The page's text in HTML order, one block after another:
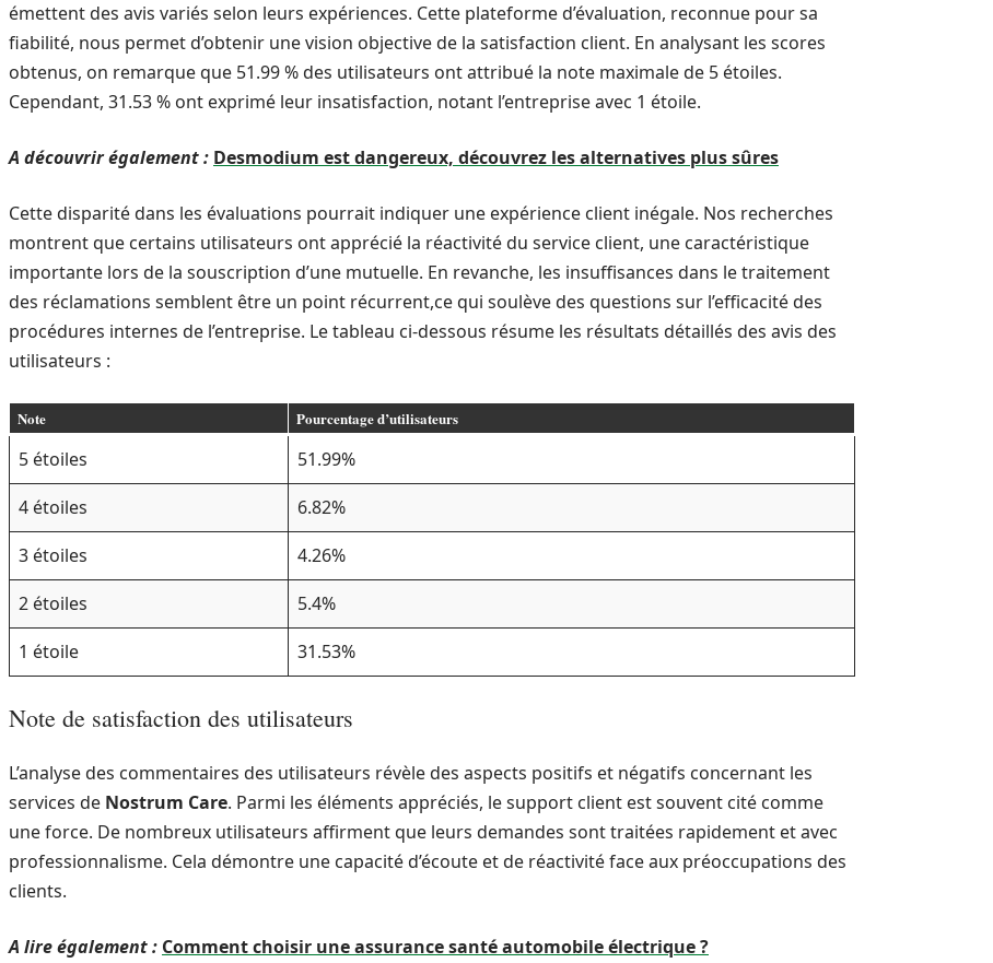
émettent des avis variés selon leurs expériences. Cette plateforme d’évaluation, reconnue pour sa
fiabilité, nous permet d’obtenir une vision objective de la satisfaction client. En analysant les scores
obtenus, on remarque que 51.99 % des utilisateurs ont attribué la note maximale de 5 étoiles.
Cependant, 31.53 % ont exprimé leur insatisfaction, notant l’entreprise avec 1 étoile.
A découvrir également : Desmodium est dangereux, découvrez les alternatives plus sûres
Cette disparité dans les évaluations pourrait indiquer une expérience client inégale. Nos recherches
montrent que certains utilisateurs ont apprécié la réactivité du service client, une caractéristique
importante lors de la souscription d’une mutuelle. En revanche, les insuffisances dans le traitement
des réclamations semblent être un point récurrent,ce qui soulève des questions sur l’efficacité des
procédures internes de l’entreprise. Le tableau ci-dessous résume les résultats détaillés des avis des
utilisateurs :
Note Pourcentage d’utilisateurs
5 étoiles
51.99%
4 étoiles
6.82%
3 étoiles
4.26%
2 étoiles
5.4%
1 étoile
31.53%
Note de satisfaction des utilisateurs
L’analyse des commentaires des utilisateurs révèle des aspects positifs et négatifs concernant les
services de Nostrum Care. Parmi les éléments appréciés, le support client est souvent cité comme
une force. De nombreux utilisateurs affirment que leurs demandes sont traitées rapidement et avec
professionnalisme. Cela démontre une capacité d’écoute et de réactivité face aux préoccupations des
clients.
A lire également : Comment choisir une assurance santé automobile électrique ?